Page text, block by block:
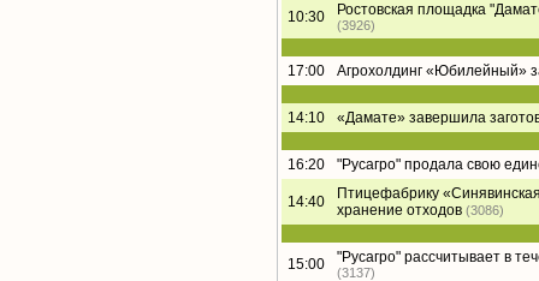
10:30 Ростовская площадка
(3926)
17:00 Агрохолдинг «Юбилейный»
14:10 «Дамате» завершила
16:20 "Русагро" продала свою
14:40
Птицефабрику
хранение отходов (3086)
15:00 "Русагро" рассчитывает в
(3137)